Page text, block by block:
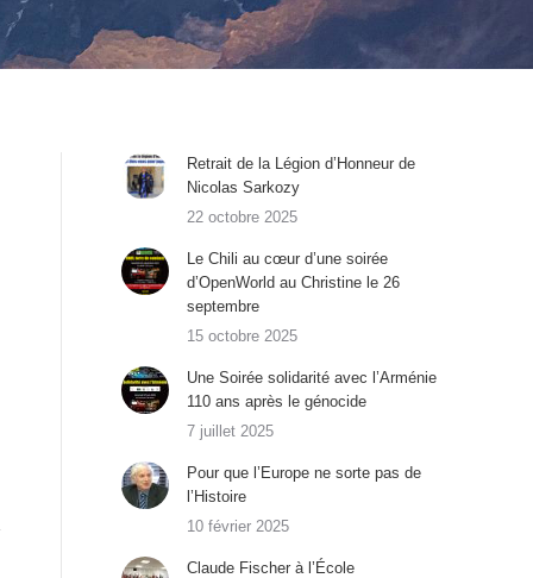
Retrait de la Légion d’Honneur de
Nicolas Sarkozy
22 octobre 2025
Le Chili au cœur d’une soirée
d’OpenWorld au Christine le 26
septembre
15 octobre 2025
Une Soirée solidarité avec l’Arménie
110 ans après le génocide
7 juillet 2025
Pour que l’Europe ne sorte pas de
l’Histoire
10 février 2025
Claude Fischer à l’École